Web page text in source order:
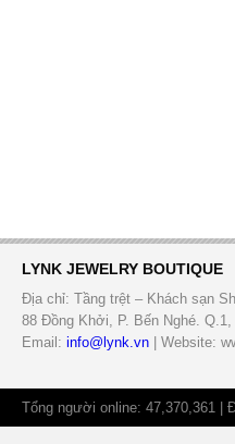
LYNK JEWELRY BOUTIQUE
Địa chỉ: Tầng trệt – Khách sạn
88 Đồng Khởi, P. Bến Nghé.
Email: info@lynk.vn | Website:
Tổng người online: 47,370,361 |